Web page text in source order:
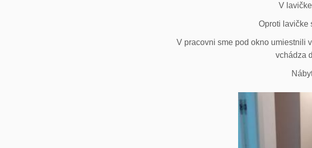
V
Oproti lavičke
V pracovni sme pod okno umiestnili
vchádza